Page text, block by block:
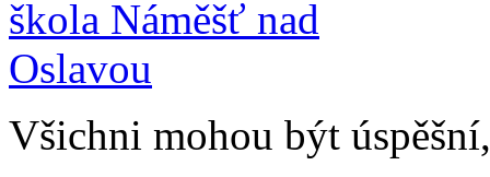
Všichni mohou být